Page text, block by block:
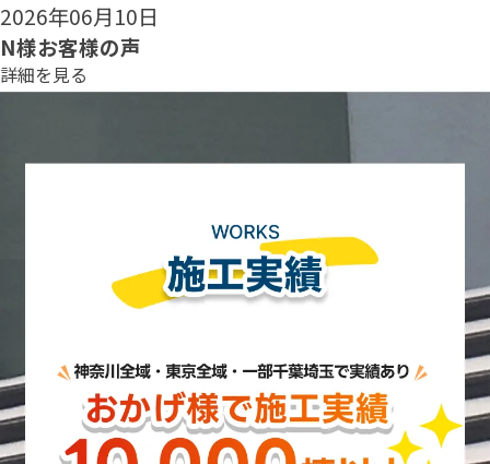
2026年06月08日
N様お客様の声
詳細を見る